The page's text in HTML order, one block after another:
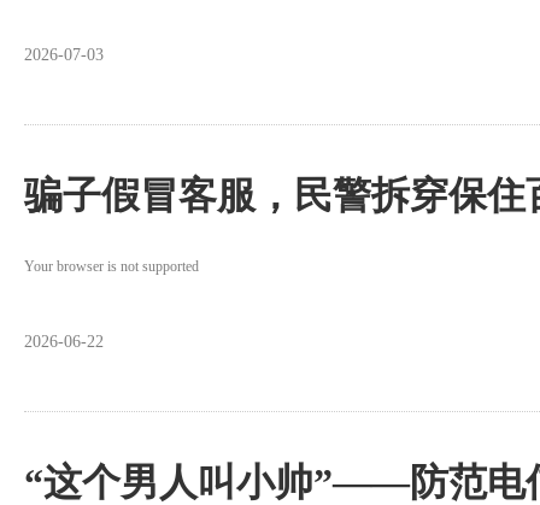
2026-07-03
骗子假冒客服，民警拆穿保住
Your browser is not supported
2026-06-22
“这个男人叫小帅”——防范电